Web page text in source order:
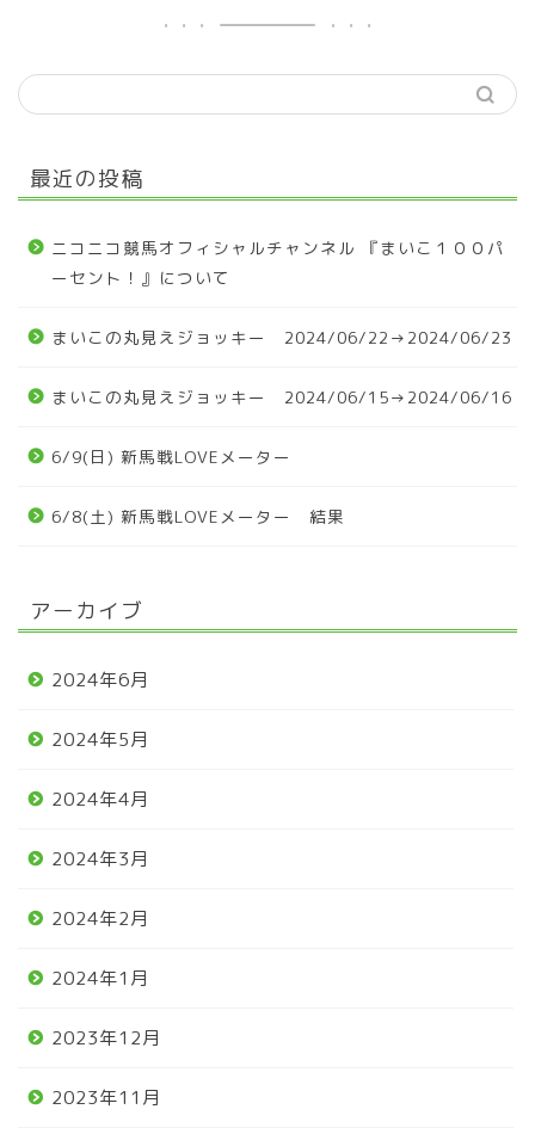
最近の投稿
ニコニコ競馬オフィシャルチャンネル 『まいこ１００パ
ーセント！』について
まいこの丸見えジョッキー 2024/06/22→2024/06/23
まいこの丸見えジョッキー 2024/06/15→2024/06/16
6/9(日) 新馬戦LOVEメーター
6/8(土) 新馬戦LOVEメーター 結果
アーカイブ
2024年6月
2024年5月
2024年4月
2024年3月
2024年2月
2024年1月
2023年12月
2023年11月